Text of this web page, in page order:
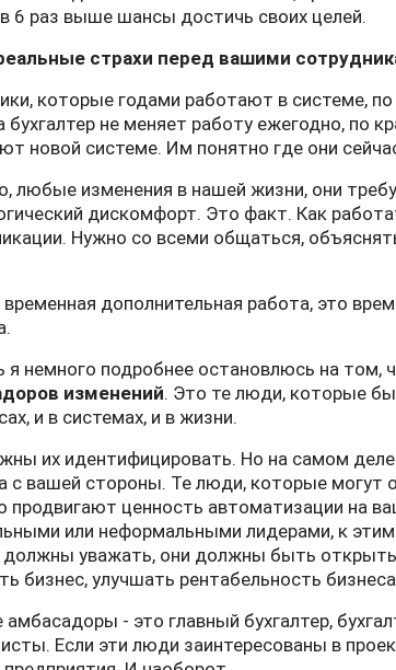
6 раз выше шансы достичь своих целей.
страхи перед вашими
которые годами работают в системе,
бухгалтер не меняет работу ежегодно, по
новой системе. Им понятно где они
любые изменения в нашей жизни, они
дискомфорт. Это факт. Как
Нужно со всеми общаться,
дополнительная работа, это
я немного подробнее остановлюсь на том,
изменений. Это те люди, которые
и в системах, и в жизни.
их идентифицировать. Но на самом
с вашей стороны. Те люди, которые могут
продвигают ценность автоматизации на
или неформальными лидерами, к
должны уважать, они должны быть
бизнес, улучшать рентабельность
- это главный бухгалтер,
Если эти люди заинтересованы в